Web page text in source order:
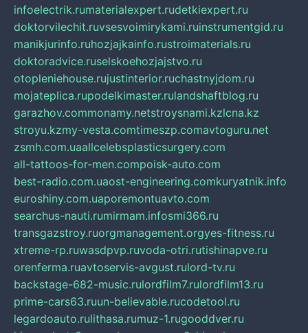
infoelectrik.rumaterialexpert.rudetkiexpert.ru
doktorvilechit.ruvsesvoimirykami.ruinstrumentgid.ru
manikjurinfo.ruhozjajkainfo.rustroimaterials.ru
doktoradvice.ruselskoehozjajstvo.ru
otopleniehouse.rujustinterior.ruchastnyjdom.ru
mojateplica.rupodelkimaster.rulandshaftblog.ru
garazhov.commonamy.netstroysnami.kzlcna.kz
stroyu.kzmy-vesta.comtimeszp.comavtoguru.net
zsmh.com.uaallcelebsplasticsurgery.com
all-tattoos-for-men.compoisk-auto.com
best-radio.com.uaost-engineering.comkuryatnik.info
euroshiny.com.uaporemontuavto.com
searchus-nauti.rumirmam.infosmi366.ru
transgazstroy.ruorgmanagement.orgyes-fitness.ru
xtreme-rp.ruwasdpvp.ruvoda-otri.rutishinapve.ru
orenferma.ruavtoservis-avgust.rulord-tv.ru
backstage-682-music.rulordfilm7.rulordfilm13.ru
prime-cars63.ruun-believable.rucodetool.ru
legardoauto.rulithasa.rumuz-1.rugooddver.ru